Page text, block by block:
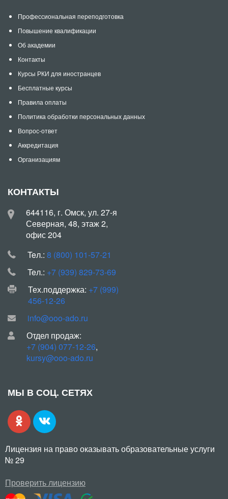
Профессиональная переподготовка
Повышение квалификации
Об академии
Контакты
Курсы РКИ для иностранцев
Бесплатные курсы
Правила оплаты
Политика обработки персональных данных
Вопрос-ответ
Аккредитация
Организациям
КОНТАКТЫ
644116, г. Омск, ул. 27-я
Северная, 48, этаж 2,
офис 204
Teл.: 8 (800) 101-57-21
Teл.: +7 (939) 829-73-69
Тех.поддержка: +7 (999)
456-12-26
info@ooo-ado.ru
Отдел продаж:
+7 (904) 077-12-26,
kursy@ooo-ado.ru
МЫ В СОЦ. СЕТЯХ
Лицензия на право оказывать образовательные услуги
№ 29
Проверить лицензию